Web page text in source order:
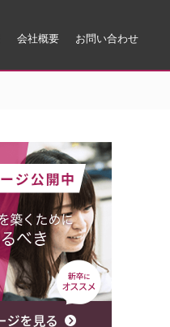
会社概要 お問い合わせ